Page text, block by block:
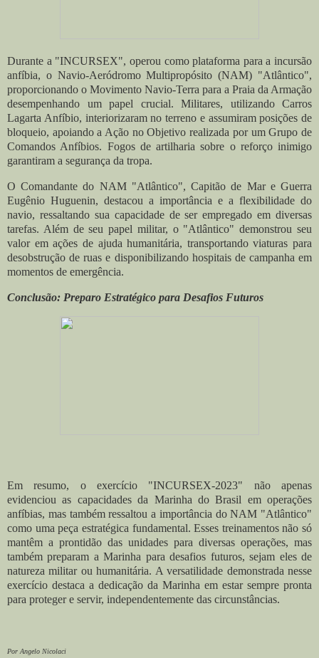
Durante a "INCURSEX", operou como plataforma para a incursão
anfíbia, o Navio-Aeródromo Multipropósito (NAM) "Atlântico",
proporcionando o Movimento Navio-Terra para a Praia da Armação
desempenhando um papel crucial. Militares, utilizando Carros
Lagarta Anfíbio, interiorizaram no terreno e assumiram posições de
bloqueio, apoiando a Ação no Objetivo realizada por um Grupo de
Comandos Anfíbios. Fogos de artilharia sobre o reforço inimigo
garantiram a segurança da tropa.
O Comandante do NAM "Atlântico", Capitão de Mar e Guerra
Eugênio Huguenin, destacou a importância e a flexibilidade do
navio, ressaltando sua capacidade de ser empregado em diversas
tarefas. Além de seu papel militar, o "Atlântico" demonstrou seu
valor em ações de ajuda humanitária, transportando viaturas para
desobstrução de ruas e disponibilizando hospitais de campanha em
momentos de emergência.
Conclusão: Preparo Estratégico para Desafios Futuros
Em resumo, o exercício "INCURSEX-2023" não apenas
evidenciou as capacidades da Marinha do Brasil em operações
anfíbias, mas também ressaltou a importância do NAM "Atlântico"
como uma peça estratégica fundamental. Esses treinamentos não só
mantêm a prontidão das unidades para diversas operações, mas
também preparam a Marinha para desafios futuros, sejam eles de
natureza militar ou humanitária. A versatilidade demonstrada nesse
exercício destaca a dedicação da Marinha em estar sempre pronta
para proteger e servir, independentemente das circunstâncias.
Por Angelo Nicolaci